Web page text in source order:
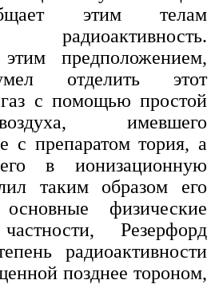
этим телам
этим предположением,
отделить этот
с помощью простой
имевшего
с препаратом тория, а
в ионизационную
таким образом его
физические
Резерфорд
радиоактивности
позднее тороном,